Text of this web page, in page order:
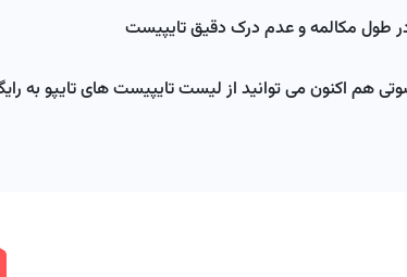
طول مکالمه و عدم درک دقیق تایپیست
هم اکنون می توانید از لیست تایپیست های تایپو به